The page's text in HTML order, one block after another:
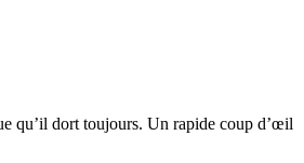
qu’il dort toujours. Un rapide coup d’œil